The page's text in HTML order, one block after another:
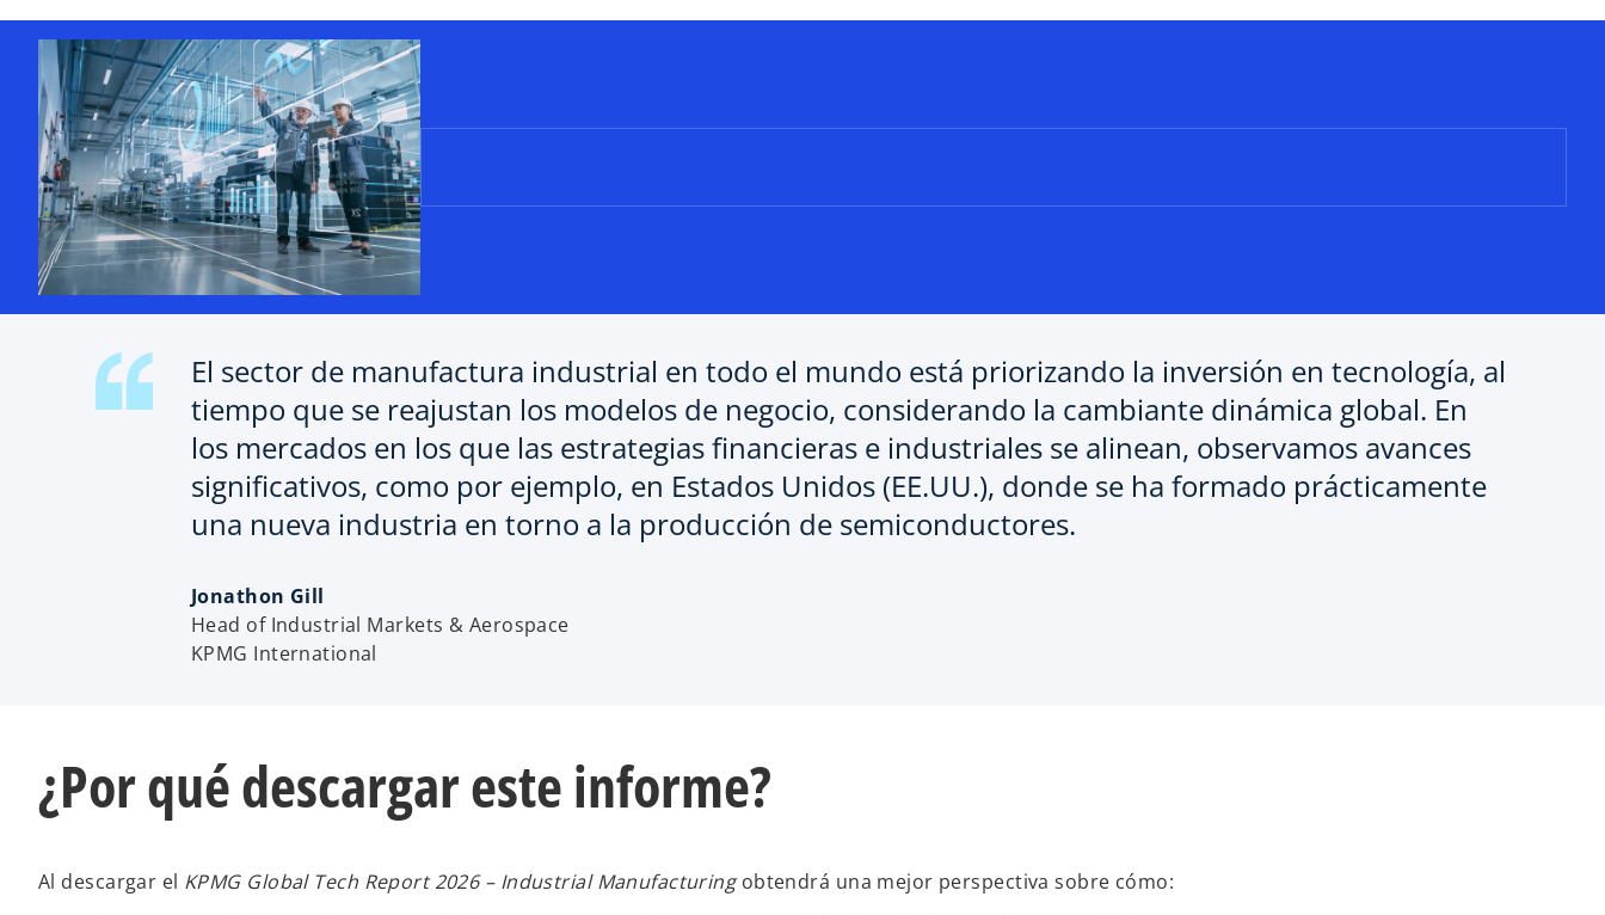
El sector de manufactura industrial en todo el mundo está priorizando la inversión en tecnología, al
tiempo que se reajustan los modelos de negocio, considerando la cambiante dinámica global. En
los mercados en los que las estrategias financieras e industriales se alinean, observamos avances
significativos, como por ejemplo, en Estados Unidos (EE.UU.), donde se ha formado prácticamente
una nueva industria en torno a la producción de semiconductores.
Jonathon Gill
Head of Industrial Markets & Aerospace
KPMG International
¿Por qué descargar este informe?
Al descargar el KPMG Global Tech Report 2026 – Industrial Manufacturingobtendrá una mejor perspectiva sobre cómo: